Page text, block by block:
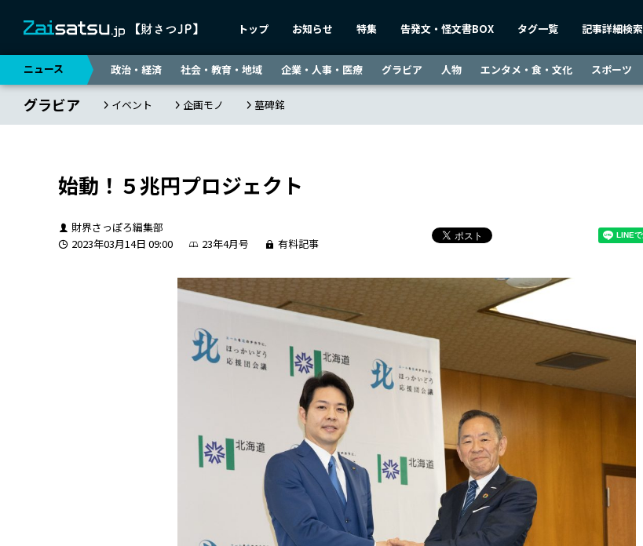
トップ お知らせ 特集 告発文・怪文書BOX タグ一覧 記事詳細検索
ニュース 政治・経済 社会・教育・地域 企業・人事・医療 グラビア 人物 エンタメ・食・文化 スポーツ
グラビア イベント 企画モノ 墓碑銘
始動！５兆円プロジェクト
財界さっぽろ編集部
2023年03月14日 09:00
23年4月号 有料記事